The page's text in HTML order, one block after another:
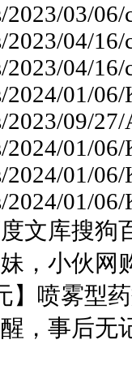
2023/03/
04/16/
04/16/
01/06/
2023/09/
2024/01/
2024/01/
2024/01/
文库搜狗
，小伙网
】喷雾型
，事后无